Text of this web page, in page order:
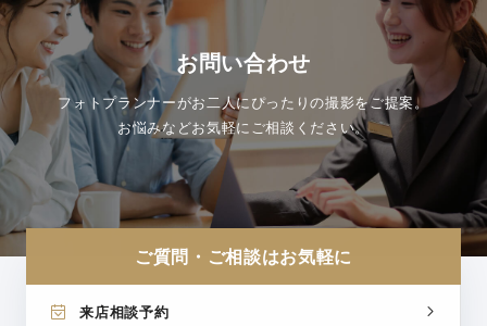
お問い合わせ
フォトプランナーがお二人にぴったりの撮影をご提案。
お悩みなどお気軽にご相談ください。
ご質問・ご相談はお気軽に
来店相談予約